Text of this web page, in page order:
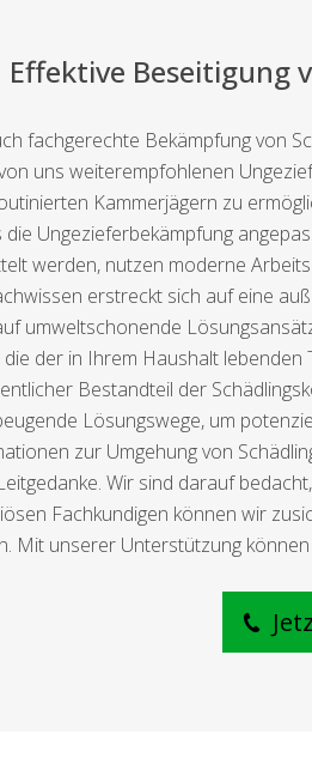
Effektive Beseitigung
fachgerechte Bekämpfung von
uns weiterempfohlenen
Kammerjägern zu
Ungezieferbekämpfung
werden, nutzen moderne
erstreckt sich auf eine
umweltschonende
der in Ihrem Haushalt lebenden
Bestandteil der
Lösungswege, um
zur Umgehung von
Wir sind darauf
Fachkundigen können wir
Mit unserer Unterstützung